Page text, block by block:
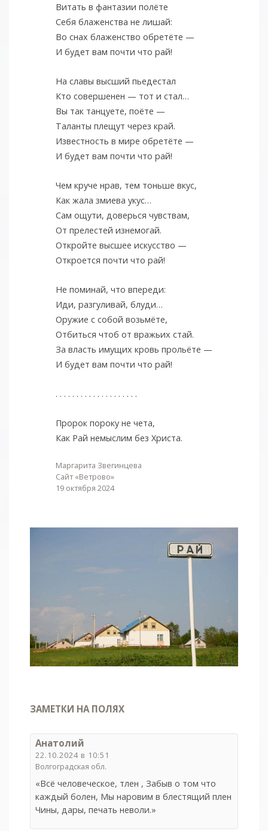
Витать в фантазии полёте
Себя блаженства не лишай:
Во снах блаженство обретёте —
И будет вам почти что рай!
На славы высший пьедестал
Кто совершенен — тот и стал…
Вы так танцуете, поёте —
Таланты плещут через край.
Известность в мире обретёте —
И будет вам почти что рай!
Чем круче нрав, тем тоньше вкус,
Как жала змиева укус…
Сам ощути, доверься чувствам,
От прелестей изнемогай.
Откройте высшее искусство —
Откроется почти что рай!
Не поминай, что впереди:
Иди, разгуливай, блуди…
Оружие с собой возьмёте,
Отбиться чтоб от вражьих стай.
За власть имущих кровь прольёте —
И будет вам почти что рай!
. . . . . . . . . . . . . . . . . . . .
Пророк пороку не чета,
Как Рай немыслим без Христа.
Маргарита Звегинцева
Сайт «Ветрово»
19 октября 2024
ЗАМЕТКИ НА ПОЛЯХ
Анатолий
22.10.2024 в 10:51
Волгоградская обл.
«Всё человеческое, тлен , Забыв о том что
каждый болен, Мы наровим в блестящий плен
Чины, дары, печать неволи.»